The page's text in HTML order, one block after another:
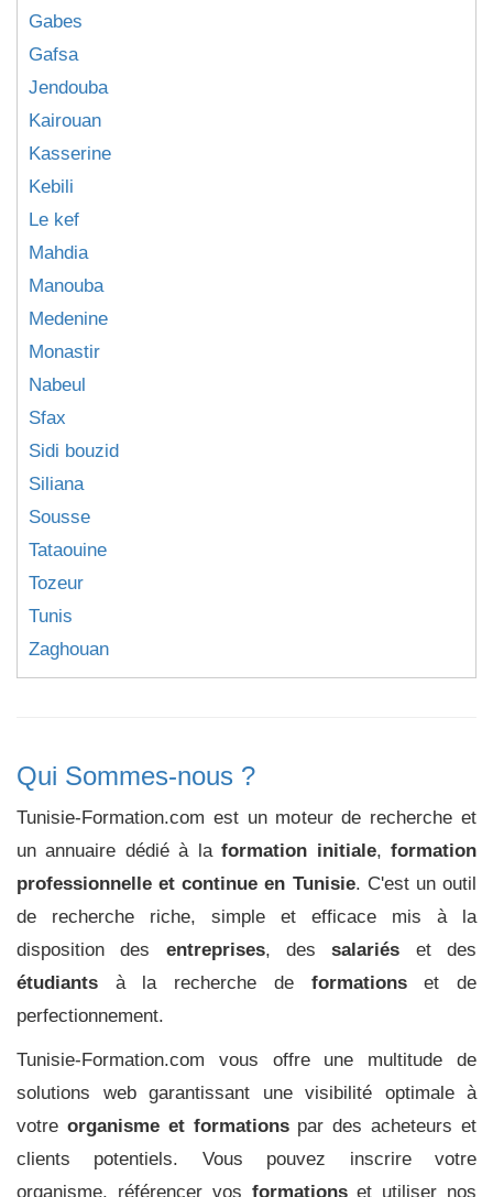
Gabes
Gafsa
Jendouba
Kairouan
Kasserine
Kebili
Le kef
Mahdia
Manouba
Medenine
Monastir
Nabeul
Sfax
Sidi bouzid
Siliana
Sousse
Tataouine
Tozeur
Tunis
Zaghouan
Qui Sommes-nous ?
Tunisie-Formation.com est un moteur de recherche et
un annuaire dédié à laformation initiale,formation
professionnelle et continue en Tunisie. C'est un outil
de recherche riche, simple et efficace mis à la
disposition des entreprises, dessalariés et des
étudiants à la recherche de formationset de
perfectionnement.
Tunisie-Formation.com vous offre une multitude de
solutions web garantissant une visibilité optimale à
votre organisme et formationspar des acheteurs et
clients potentiels. Vous pouvez inscrire votre
organisme, référencer vos formationset utiliser nos